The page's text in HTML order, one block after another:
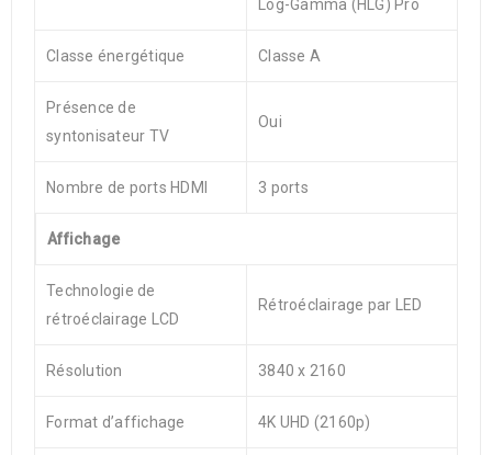
Log-Gamma (HLG) Pro
Classe énergétique Classe A
Présence de
syntonisateur TV
Oui
Nombre de ports HDMI 3 ports
Affichage
Technologie de
rétroéclairage LCD
Rétroéclairage par LED
Résolution 3840 x 2160
Format d’affichage 4K UHD (2160p)